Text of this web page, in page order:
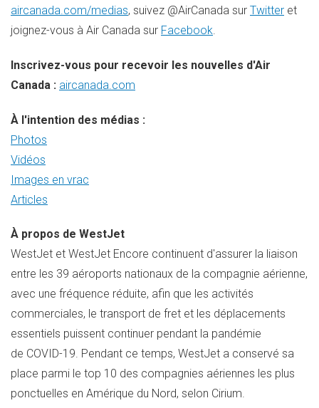
aircanada.com/medias, suivez @AirCanada sur Twitter et
joignez-vous à Air Canada sur Facebook.
Inscrivez-vous pour recevoir les nouvelles d'Air
Canada : aircanada.com
À l'intention des médias :
Photos
Vidéos
Images en vrac
Articles
À propos de WestJet
WestJet et WestJet Encore continuent d'assurer la liaison
entre les 39 aéroports nationaux de la compagnie aérienne,
avec une fréquence réduite, afin que les activités
commerciales, le transport de fret et les déplacements
essentiels puissent continuer pendant la pandémie
de COVID-19. Pendant ce temps, WestJet a conservé sa
place parmi le top 10 des compagnies aériennes les plus
ponctuelles en Amérique du Nord, selon Cirium.